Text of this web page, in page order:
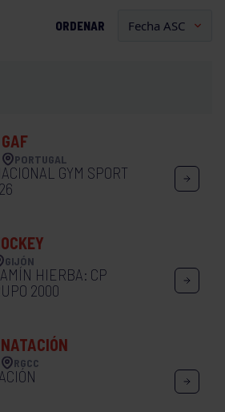
ORDENAR
GAF
PORTUGAL
GYM SPORT
GIJÓN
HIERBA: CP
2000
NATACIÓN
RGCC